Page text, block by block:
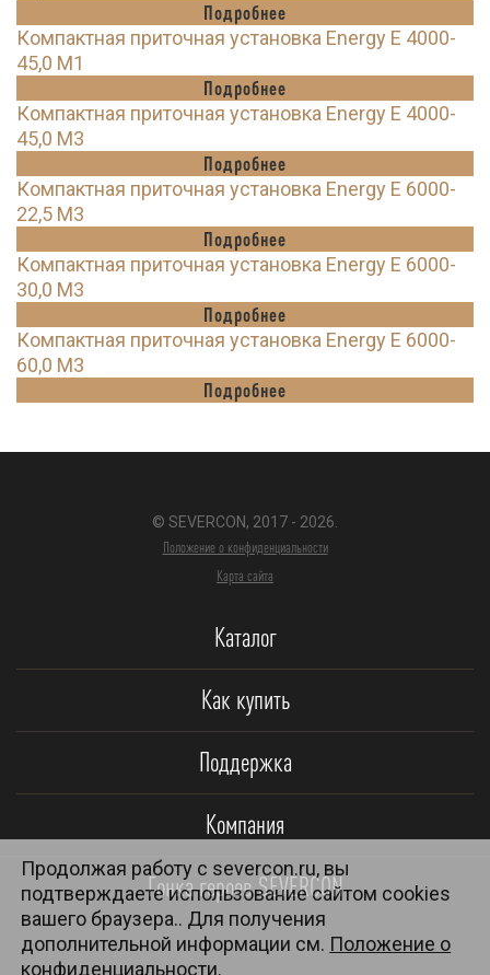
Подробнее
Компактная приточная установка Energy E 4000-
45,0 M1
Подробнее
Компактная приточная установка Energy E 4000-
45,0 M3
Подробнее
Компактная приточная установка Energy E 6000-
22,5 M3
Подробнее
Компактная приточная установка Energy E 6000-
30,0 M3
Подробнее
Компактная приточная установка Energy E 6000-
60,0 M3
Подробнее
© SEVERCON, 2017 - 2026.
Положение о конфиденциальности
Карта сайта
Каталог
Как купить
Поддержка
Компания
Гонка героев SEVERCON
Продолжая работу с severcon.ru, вы
подтверждаете использование сайтом cookies
вашего браузера.. Для получения
дополнительной информации см. Положение о
конфиденциальности.